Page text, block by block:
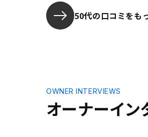
感に繋がっている。福岡支
者の名前を入力したら、該
でて不信感が募った。
50代の口コミをも
オーナーイン
OWNER INTERVIEWS